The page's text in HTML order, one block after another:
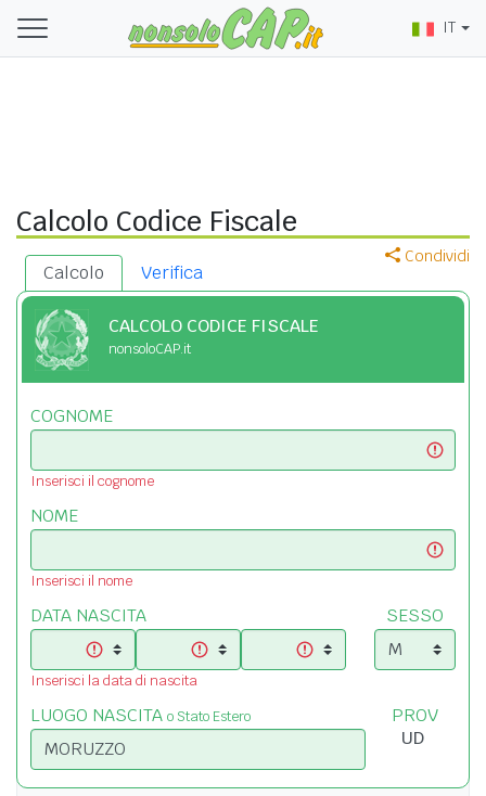
IT
Calcolo Codice Fiscale
Condividi
Calcolo Verifica
CALCOLO CODICE FISCALE
nonsoloCAP.it
COGNOME
Inserisci il cognome
NOME
Inserisci il nome
DATA NASCITA
Inserisci la data di nascita
SESSO
LUOGO NASCITA o Stato Estero PROV